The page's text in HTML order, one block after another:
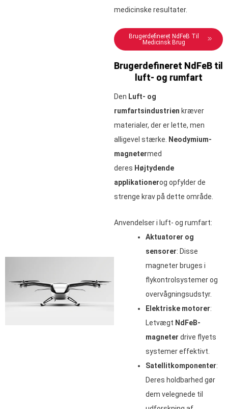
medicinske resultater.
Brugerdefineret NdFeB Til
Medicinsk Brug
Brugerdefineret NdFeB til
luft- og rumfart
Den Luft- og
rumfartsindustrien kræver
materialer, der er lette, men
alligevel stærke.
Neodymium-
magnetermed
deres Højtydende
applikationerog opfylder de
strenge krav på dette område.
Anvendelser i luft- og rumfart:
Aktuatorer og
sensorer: Disse
magneter bruges i
flykontrolsystemer og
overvågningsudstyr.
Elektriske motorer:
Letvægt NdFeB-
magneter drive flyets
systemer effektivt.
Satellitkomponenter:
Deres holdbarhed gør
dem velegnede til